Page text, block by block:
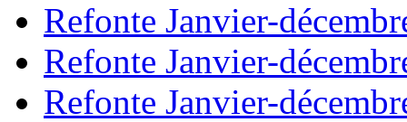
Refonte Janvier-
Refonte Janvier-
Refonte Janvier-